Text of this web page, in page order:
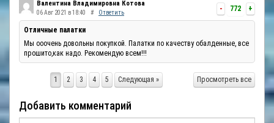
- 772 +
Валентина Владимировна Котова
06 Авг 2021 в 18:40 # Ответить
Отличные палатки
Мы ооочень довольны покупкой. Палатки по качеству обалденные, все
прошито,как надо. Рекомендую всем!!!
Просмотреть все
1 2 3 4 5 Следующая »
Добавить комментарий